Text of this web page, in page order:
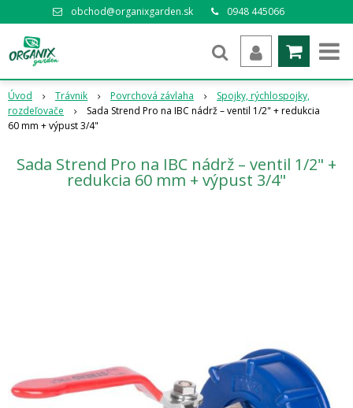
obchod@organixgarden.sk 0948 445066
Úvod Trávnik Povrchová závlaha
Spojky, rýchlospojky,
rozdeľovače
Sada Strend Pro na IBC nádrž – ventil 1/2" + redukcia
60 mm + výpust 3/4"
Sada Strend Pro na IBC nádrž – ventil 1/2" +
redukcia 60 mm + výpust 3/4"